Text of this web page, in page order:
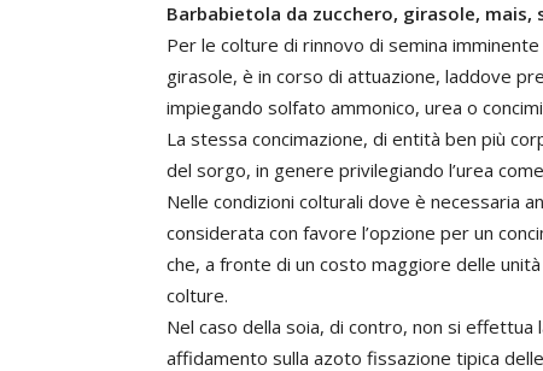
Barbabietola da zucchero, girasole, mais,
Per le colture di rinnovo di semina
girasole, è in corso di attuazione, laddove
impiegando solfato ammonico, urea o
La stessa concimazione, di entità ben più
del sorgo, in genere privilegiando l’urea
Nelle condizioni colturali dove è necessaria
considerata con favore l’opzione per un
che, a fronte di un costo maggiore delle
colture.
Nel caso della soia, di contro, non si
affidamento sulla azoto fissazione tipica